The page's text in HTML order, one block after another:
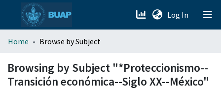
Log In (current)
menu.section.about_menu
All of DSpace
Home Browse by Subject
Browsing by Subject "*Proteccionismo--
Transición económica--Siglo XX--México"